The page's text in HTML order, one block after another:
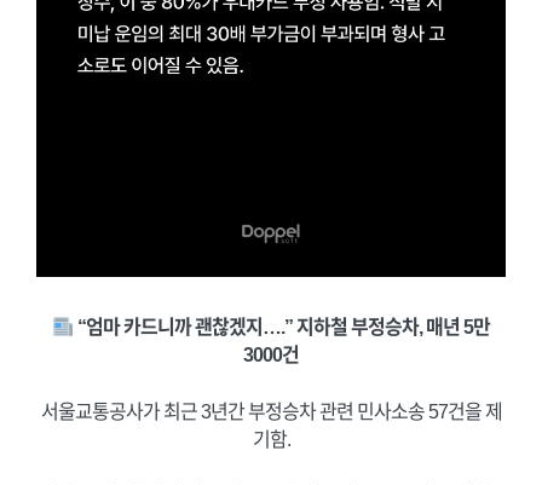
“엄마 카드니까 괜찮겠지….” 지하철 부정승차, 매년 5만
3000건
서울교통공사가 최근 3년간 부정승차 관련 민사소송 57건을 제
기함.